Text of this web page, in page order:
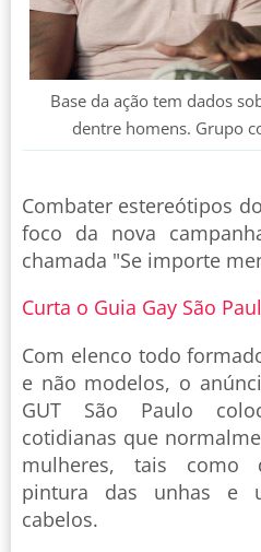
Base da ação tem dados
dentre homens. Grupo
Combater estereótipos
foco da nova
chamada "Se importe
Curta o Guia Gay São
Com elenco todo
e não modelos, o
GUT São Paulo
cotidianas que
mulheres, tais como
pintura das unhas e
cabelos.